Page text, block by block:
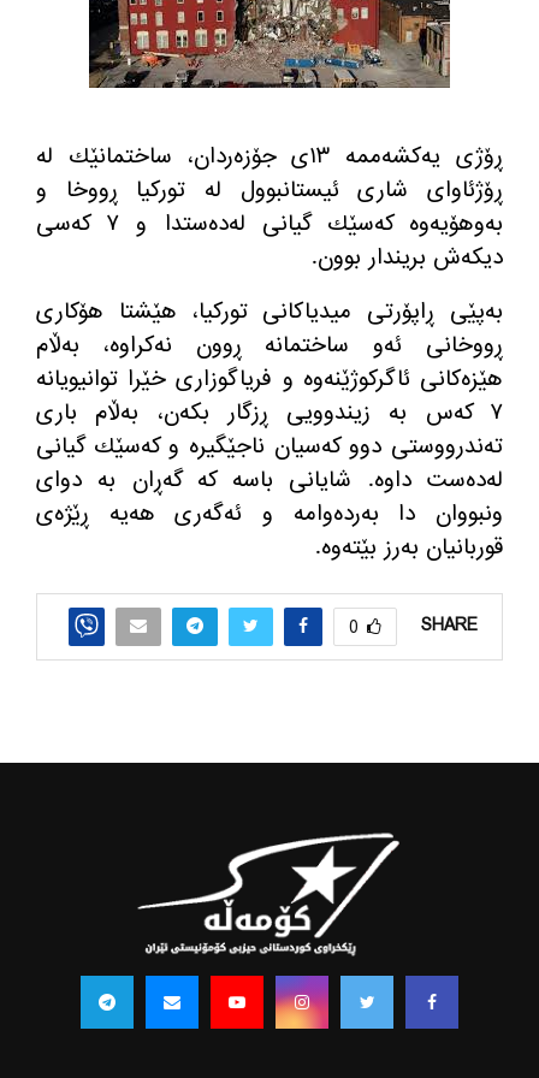
ڕۆژی یه‌كشه‌ممه‌ ١٣ی جۆزه‌ردان، ساختمانێك له‌
ڕۆژئاوای شاری ئیستانبوول له‌ توركیا ڕووخا و
به‌وهۆیه‌وه‌ كه‌سێك گیانی له‌ده‌ستدا و ٧ كه‌سی
دیكه‌ش بریندار بوون.
به‌پێی ڕاپۆرتی میدیاكانی توركیا، هێشتا هۆكاری
ڕووخانی ئه‌و ساختمانه ڕوون نه‌كراوه‌، به‌ڵام
هێزه‌كانی ئاگركوژێنه‌وه‌ و فریاگوزاری خێرا توانیویانه‌
٧ كه‌س به‌ زیندوویی ڕزگار بكه‌ن، به‌ڵام باری
ته‌ندرووستی دوو كه‌سیان ناجێگیره‌ و كه‌سێك گیانی
له‌ده‌ست داوه‌. شایانی باسه‌ كه‌ گه‌ڕان به‌ دوای
ونبووان دا به‌رده‌وامه‌ و ئه‌گه‌ری هه‌یه‌ ڕێژه‌ی
قوربانیان به‌رز بێته‌وه‌.
SHARE
0